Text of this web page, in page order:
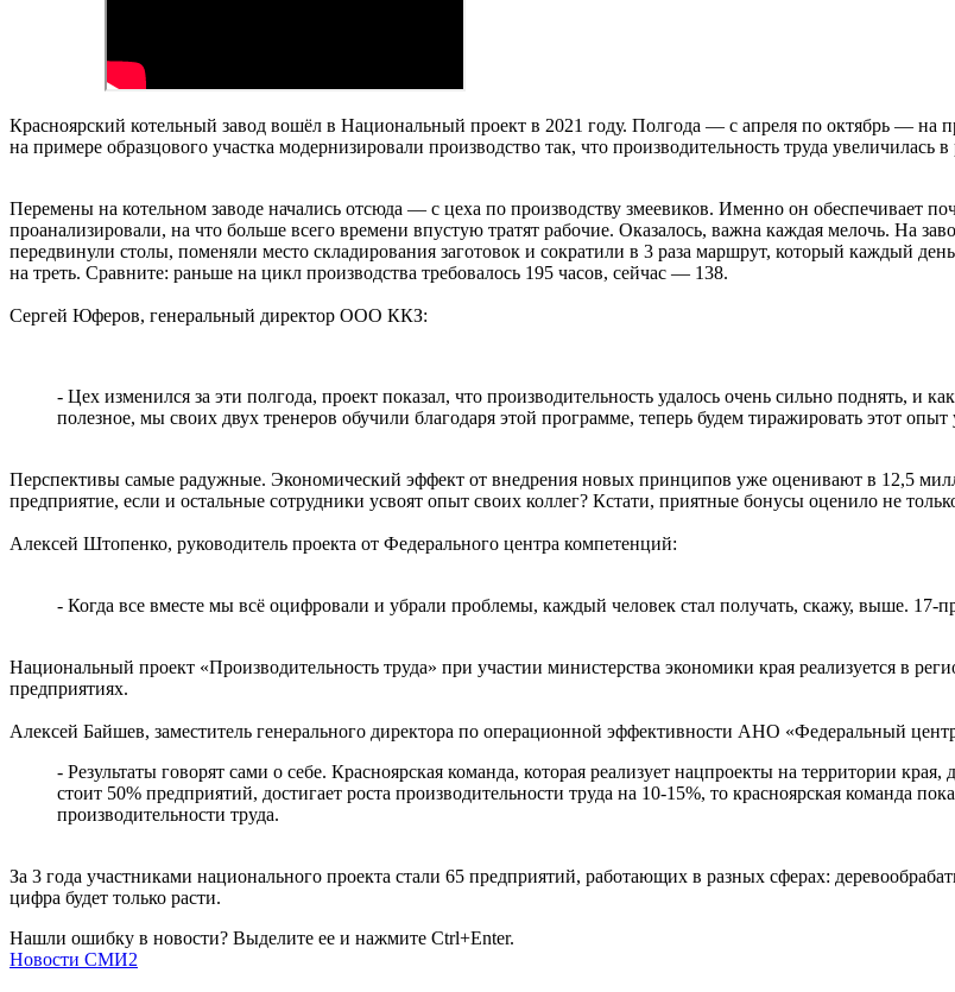
Красноярский котельный завод вошёл в Национальный проект в 2021 году. Полгода — с апреля по октябрь — на
на примере образцового участка модернизировали производство так, что производительность труда увеличилась в
Перемены на котельном заводе начались отсюда — с цеха по производству змеевиков. Именно он обеспечивает
проанализировали, на что больше всего времени впустую тратят рабочие. Оказалось, важна каждая мелочь. На
передвинули столы, поменяли место складирования заготовок и сократили в 3 раза маршрут, который каждый
на треть. Сравните: раньше на цикл производства требовалось 195 часов, сейчас — 138.
Сергей Юферов, генеральный директор ООО ККЗ:
- Цех изменился за эти полгода, проект показал, что производительность удалось очень сильно поднять, и
полезное, мы своих двух тренеров обучили благодаря этой программе, теперь будем тиражировать этот
Перспективы самые радужные. Экономический эффект от внедрения новых принципов уже оценивают в 12,5
предприятие, если и остальные сотрудники усвоят опыт своих коллег? Кстати, приятные бонусы оценило не
Алексей Штопенко, руководитель проекта от Федерального центра компетенций:
- Когда все вместе мы всё оцифровали и убрали проблемы, каждый человек стал получать, скажу, выше. 17-
Национальный проект «Производительность труда» при участии министерства экономики края реализуется в
предприятиях.
Алексей Байшев, заместитель генерального директора по операционной эффективности АНО «Федеральный
- Результаты говорят сами о себе. Красноярская команда, которая реализует нацпроекты на территории
стоит 50% предприятий, достигает роста производительности труда на 10-15%, то красноярская команда
производительности труда.
За 3 года участниками национального проекта стали 65 предприятий, работающих в разных сферах:
цифра будет только расти.
Нашли ошибку в новости? Выделите ее и нажмите Ctrl+Enter.
Новости СМИ2